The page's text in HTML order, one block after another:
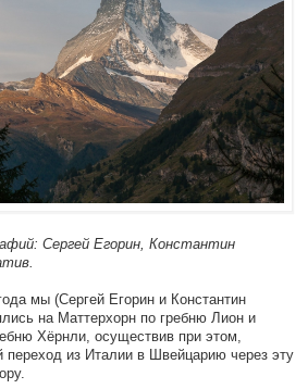
Сергей Егорин, Константин
мы (Сергей Егорин и Константин
на Маттерхорн по гребню Лион и
Хёрнли, осуществив при этом,
переход из Италии в Швейцарию через эту